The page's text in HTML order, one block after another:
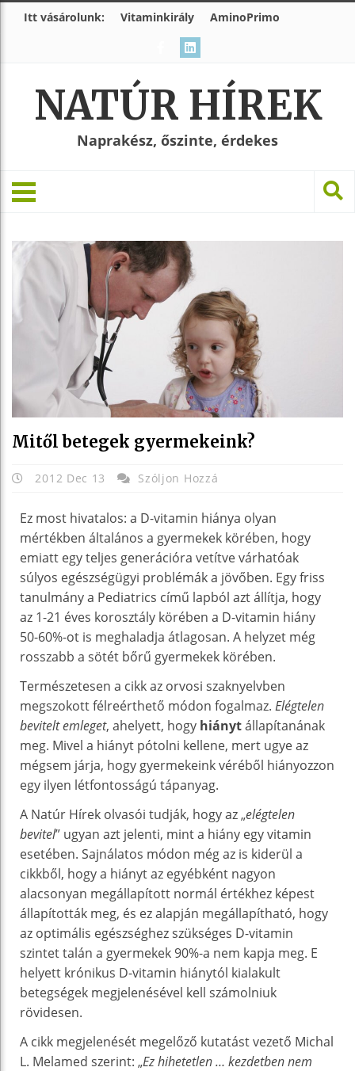
Itt vásárolunk: Vitaminkirály AminoPrimo
NATÚR HÍREK
Naprakész, őszinte, érdekes
Mitől betegek gyermekeink?
2012 Dec 13 Szóljon Hozzá
Ez most hivatalos: a D-vitamin hiánya olyan
mértékben általános a gyermekek körében, hogy
emiatt egy teljes generációra vetítve várhatóak
súlyos egészségügyi problémák a jövőben. Egy friss
tanulmány a Pediatrics című lapból azt állítja, hogy
az 1-21 éves korosztály körében a D-vitamin hiány
50-60%-ot is meghaladja átlagosan. A helyzet még
rosszabb a sötét bőrű gyermekek körében.
Természetesen a cikk az orvosi szaknyelvben
megszokott félreérthető módon fogalmaz. Elégtelen
bevitelt emleget, ahelyett, hogy hiánytállapítanának
meg. Mivel a hiányt pótolni kellene, mert ugye az
mégsem járja, hogy gyermekeink véréből hiányozzon
egy ilyen létfontosságú tápanyag.
A Natúr Hírek olvasói tudják, hogy az „elégtelen
bevitel” ugyan azt jelenti, mint a hiány egy vitamin
esetében. Sajnálatos módon még az is kiderül a
cikkből, hogy a hiányt az egyébként nagyon
alacsonyan megállapított normál értékhez képest
állapították meg, és ez alapján megállapítható, hogy
az optimális egészséghez szükséges D-vitamin
szintet talán a gyermekek 90%-a nem kapja meg. E
helyett krónikus D-vitamin hiánytól kialakult
betegségek megjelenésével kell számolniuk
rövidesen.
A cikk megjelenését megelőző kutatást vezető Michal
L. Melamed szerint: „Ez hihetetlen … kezdetben nem